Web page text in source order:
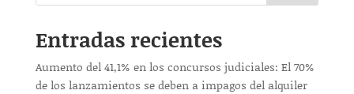
Entradas recientes
Aumento del 41,1% en los concursos judiciales: El 70%
de los lanzamientos se deben a impagos del alquiler